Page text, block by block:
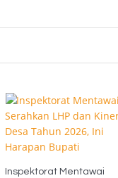
Inspektorat Mentawai